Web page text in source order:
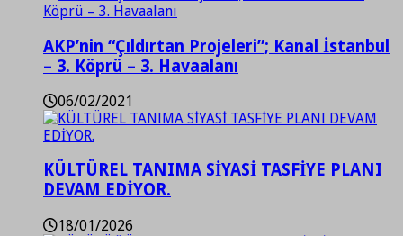
AKP’nin “Çıldırtan Projeleri”; Kanal İstanbul
– 3. Köprü – 3. Havaalanı
06/02/2021
KÜLTÜREL TANIMA SİYASİ TASFİYE PLANI
DEVAM EDİYOR.
18/01/2026